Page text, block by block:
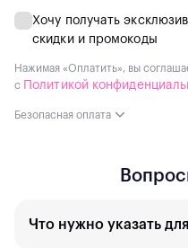
Хочу получать
скидки и промокоды
Нажимая «Оплатить», вы
с
Политикой
Безопасная оплата
Что нужно указать